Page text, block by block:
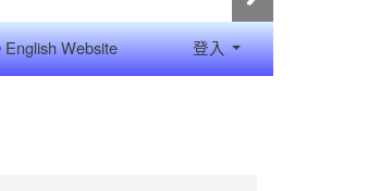
English Website 登入